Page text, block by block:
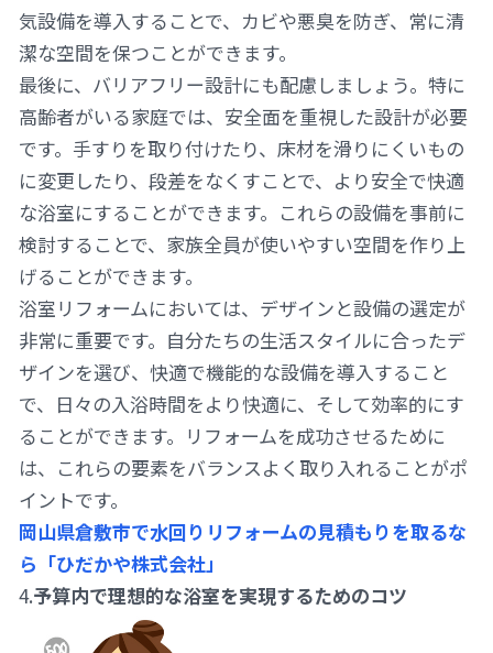
気設備を導入することで、カビや悪臭を防ぎ、常に清
潔な空間を保つことができます。
最後に、バリアフリー設計にも配慮しましょう。特に
高齢者がいる家庭では、安全面を重視した設計が必要
です。手すりを取り付けたり、床材を滑りにくいもの
に変更したり、段差をなくすことで、より安全で快適
な浴室にすることができます。これらの設備を事前に
検討することで、家族全員が使いやすい空間を作り上
げることができます。
浴室リフォームにおいては、デザインと設備の選定が
非常に重要です。自分たちの生活スタイルに合ったデ
ザインを選び、快適で機能的な設備を導入すること
で、日々の入浴時間をより快適に、そして効率的にす
ることができます。リフォームを成功させるために
は、これらの要素をバランスよく取り入れることがポ
イントです。
岡山県倉敷市で水回りリフォームの見積もりを取るな
ら「ひだかや株式会社」
4.予算内で理想的な浴室を実現するためのコツ